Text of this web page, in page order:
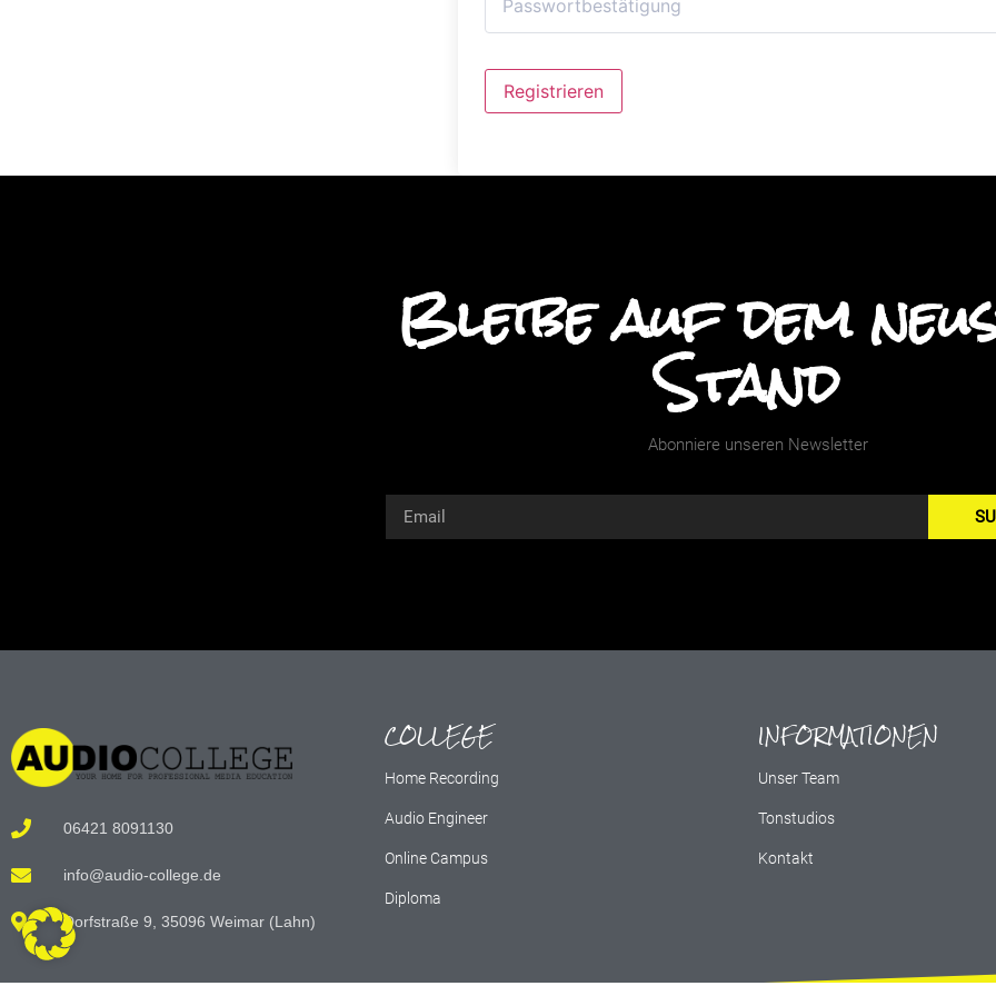
Alternative:
Registrieren
Bleibe auf dem
Stand
Abonniere unseren Newsletter
06421 8091130
info@audio-college.de
Dorfstraße 9, 35096 Weimar (Lahn)
COLLEGE
Home Recording
Audio Engineer
Online Campus
Diploma
INFORMATIONEN
Unser Team
Tonstudios
Kontakt